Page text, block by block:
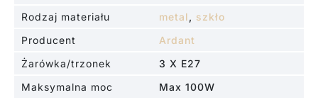
Rodzaj materiału
metal , szkło
Producent
Ardant
Żarówka/trzonek
3 X E27
Maksymalna moc
Max 100W